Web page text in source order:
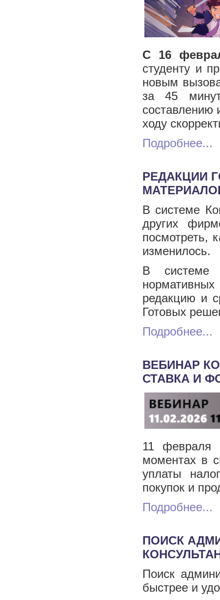
С 16
студенту и
новым
за 45
составлению
ходу
Подробнее...
РЕДАКЦИИ
В системе
других
посмотреть,
изменилось.
В системе
редакцию и
Готовых
Подробнее...
ВЕБИНАР
СТАВКА И
11 февраля
моментах в
уплаты
покупок и
Подробнее...
ПОИСК
Поиск
быстрее и